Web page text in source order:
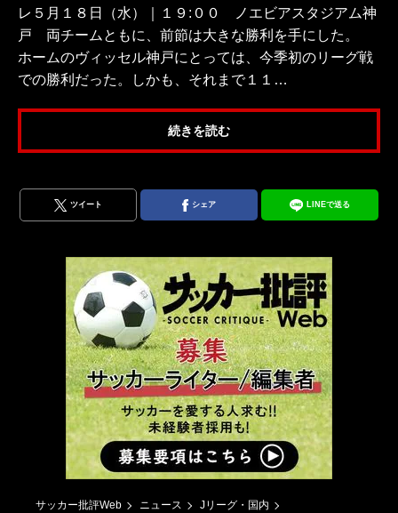
レ５月１８日（水）｜１９:００ ノエビアスタジアム神
戸 両チームともに、前節は大きな勝利を手にした。
ホームのヴィッセル神戸にとっては、今季初のリーグ戦
での勝利だった。しかも、それまで１１…
続きを読む
ツイート シェア LINEで送る
サッカー批評Web ニュース
Jリーグ・国内